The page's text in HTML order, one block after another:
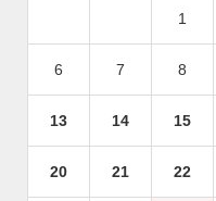
1
6 7 8
13 14 15
20 21 22